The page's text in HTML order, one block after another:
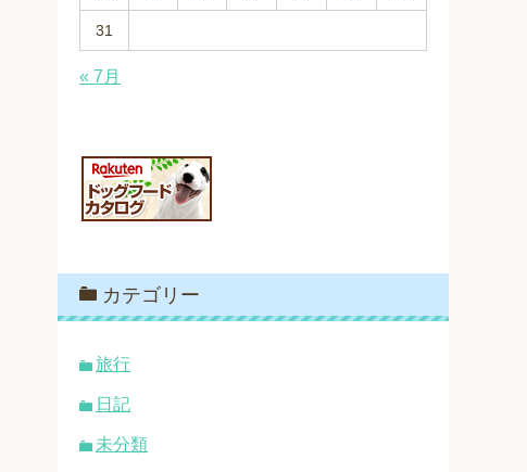
31
« 7月
カテゴリー
旅行
日記
未分類